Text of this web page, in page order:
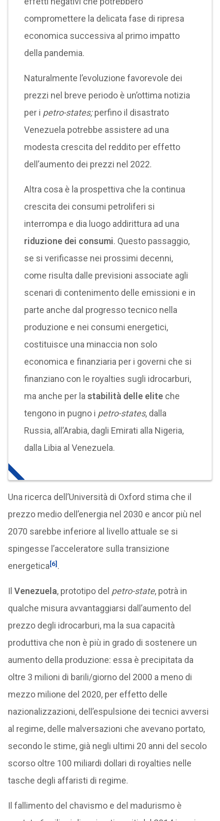
compromettere la delicata fase di ripresa
economica successiva al primo impatto
della pandemia.
Naturalmente l’evoluzione favorevole dei
prezzi nel breve periodo è un’ottima notizia
per i petro-states;perfino il disastrato
Venezuela potrebbe assistere ad una
modesta crescita del reddito per effetto
dell’aumento dei prezzi nel 2022.
Altra cosa è la prospettiva che la continua
crescita dei consumi petroliferi si
interrompa e dia luogo addirittura ad una
riduzione dei consumi. Questo passaggio,
se si verificasse nei prossimi decenni,
come risulta dalle previsioni associate agli
scenari di contenimento delle emissioni e in
parte anche dal progresso tecnico nella
produzione e nei consumi energetici,
costituisce una minaccia non solo
economica e finanziaria per i governi che si
finanziano con le royalties sugli idrocarburi,
ma anche per lastabilità delle eliteche
tengono in pugno i petro-states, dalla
Russia, all’Arabia, dagli Emirati alla Nigeria,
dalla Libia al Venezuela.
Una ricerca dell’Università di Oxford stima che il
prezzo medio dell’energia nel 2030 e ancor più nel
2070 sarebbe inferiore al livello attuale se si
spingesse l’acceleratore sulla transizione
energetica[6].
Il Venezuela, prototipo del petro-state, potrà in
qualche misura avvantaggiarsi dall’aumento del
prezzo degli idrocarburi, ma la sua capacità
produttiva che non è più in grado di sostenere un
aumento della produzione: essa è precipitata da
oltre 3 milioni di barili/giorno del 2000 a meno di
mezzo milione del 2020, per effetto delle
nazionalizzazioni, dell’espulsione dei tecnici avversi
al regime, delle malversazioni che avevano portato,
secondo le stime, già negli ultimi 20 anni del secolo
scorso oltre 100 miliardi dollari di royalties nelle
tasche degli affaristi di regime.
Il fallimento del chavismo e del madurismo è